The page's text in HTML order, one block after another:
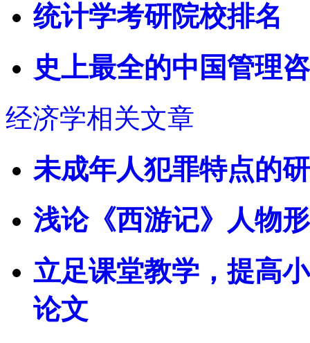
统计学考研院校排名
史上最全的中国管理
经济学相关文章
未成年人犯罪特点的
浅论《西游记》人物
立足课堂教学，提高
论文